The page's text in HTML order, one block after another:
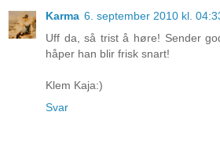
Karma 6. september 2010 kl.
Uff da, så trist å høre! Sender
håper han blir frisk snart!
Klem Kaja:)
Svar